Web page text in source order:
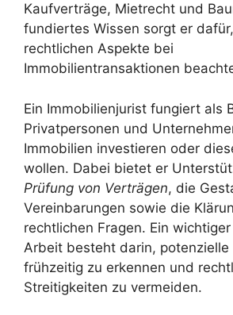
Kaufverträge, Mietrecht und
fundiertes Wissen sorgt er
rechtlichen Aspekte bei
Immobilientransaktionen
Ein Immobilienjurist fungiert als
Privatpersonen und
Immobilien investieren oder
wollen. Dabei bietet er
Prüfung von Verträgen, die
Vereinbarungen sowie die
rechtlichen Fragen. Ein
Arbeit besteht darin, potenzielle
frühzeitig zu erkennen und
Streitigkeiten zu vermeiden.